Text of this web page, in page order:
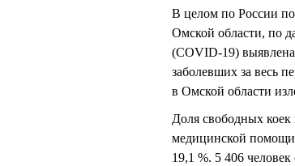
В целом по России по
Омской области, по
(COVID-19)
заболевших за весь
в Омской области
Доля свободных коек
медицинской помощи
19,1 %. 5 406